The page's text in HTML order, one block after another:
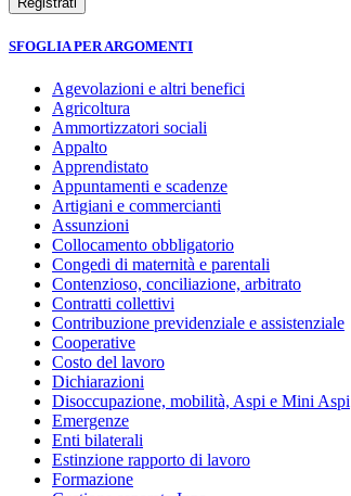
SFOGLIA PER ARGOMENTI
Agevolazioni e altri benefici
Agricoltura
Ammortizzatori sociali
Appalto
Apprendistato
Appuntamenti e scadenze
Artigiani e commercianti
Assunzioni
Collocamento obbligatorio
Congedi di maternità e parentali
Contenzioso, conciliazione, arbitrato
Contratti collettivi
Contribuzione previdenziale e assistenziale
Cooperative
Costo del lavoro
Dichiarazioni
Disoccupazione, mobilità, Aspi e Mini Aspi
Emergenze
Enti bilaterali
Estinzione rapporto di lavoro
Formazione